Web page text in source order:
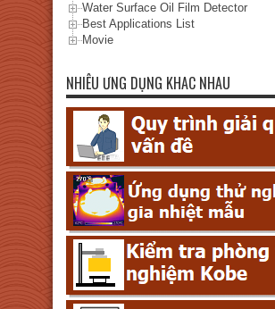
Water Surface Oil Film Detector
Best Applications List
Movie
NHIÊU ƯNG DỤNG KHAC NHAU